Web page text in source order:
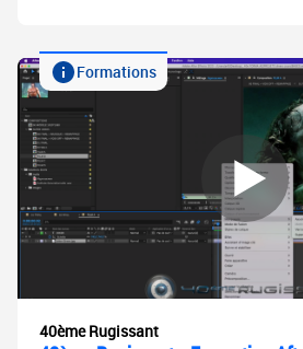
Formations
40ème Rugissant